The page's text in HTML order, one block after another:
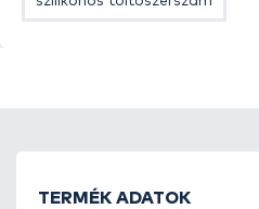
TERMÉK ADATOK